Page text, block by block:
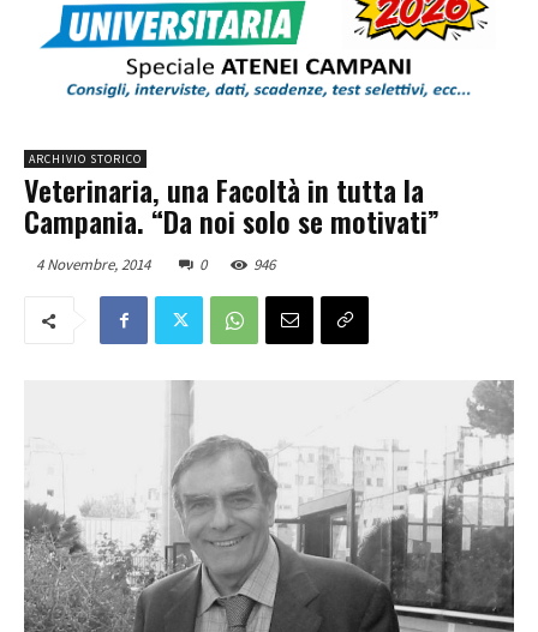
ARCHIVIO STORICO
Veterinaria, una Facoltà in tutta la
Campania. “Da noi solo se motivati”
4 Novembre, 2014 0 946